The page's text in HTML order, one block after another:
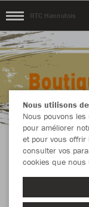
RTC Hannutois
Bienvenue
Nous utilisons
Nous pouvons
pour améliorer
et pour vous offrir
consulter vos
cookies que nous